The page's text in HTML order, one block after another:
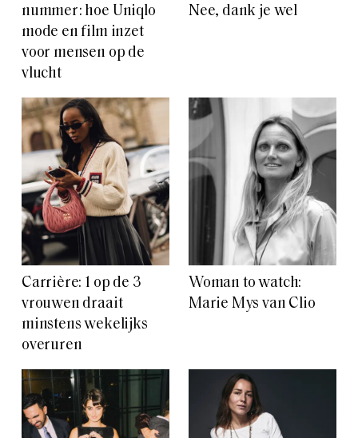
nummer: hoe Uniqlo
mode en film inzet
voor mensen op de
vlucht
Nee, dank je wel
Carrière: 1 op de 3
vrouwen draait
minstens wekelijks
overuren
Woman to watch:
Marie Mys van Clio